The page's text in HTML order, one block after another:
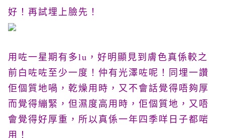
好！再試埋上臉先！
用咗一星期有多lu，好明顯見到膚色真係較之
前白咗咗至少一度！仲有光澤咗呢！同埋一讚
佢個質地喎，乾燥用時，又不會話覺得唔夠厚
而覺得繃緊，但濕度高用時，佢個質地，又唔
會覺得好厚重，所以真係一年四季咩日子都啱
用！